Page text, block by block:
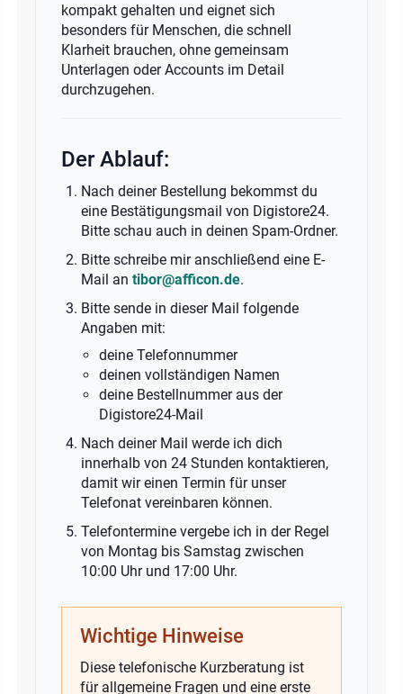
kompakt gehalten und eignet sich
besonders für Menschen, die schnell
Klarheit brauchen, ohne gemeinsam
Unterlagen oder Accounts im Detail
durchzugehen.
Der Ablauf:
Nach deiner Bestellung bekommst du
eine Bestätigungsmail von Digistore24.
Bitte schau auch in deinen Spam-Ordner.
Bitte schreibe mir anschließend eine E-
Mail an tibor@afficon.de.
Bitte sende in dieser Mail folgende
Angaben mit:
deine Telefonnummer
deinen vollständigen Namen
deine Bestellnummer aus der
Digistore24-Mail
Nach deiner Mail werde ich dich
innerhalb von 24 Stunden kontaktieren,
damit wir einen Termin für unser
Telefonat vereinbaren können.
Telefontermine vergebe ich in der Regel
von Montag bis Samstag zwischen
10:00 Uhr und 17:00 Uhr.
Wichtige Hinweise
Diese telefonische Kurzberatung ist
für allgemeine Fragen und eine erste